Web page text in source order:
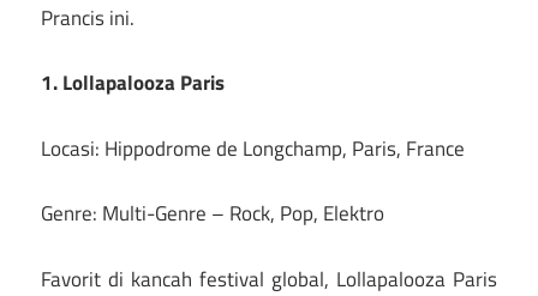
Prancis ini.
1. Lollapalooza Paris
Locasi: Hippodrome de Longchamp, Paris, France
Genre: Multi-Genre – Rock, Pop, Elektro
Favorit di kancah festival global, Lollapalooza Paris